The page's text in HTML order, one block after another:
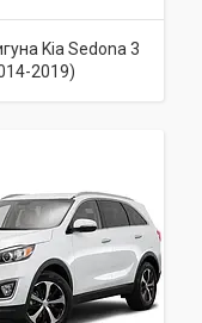
Kia Sedona 3
2019)